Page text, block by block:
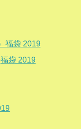
福袋 2019
袋 2019